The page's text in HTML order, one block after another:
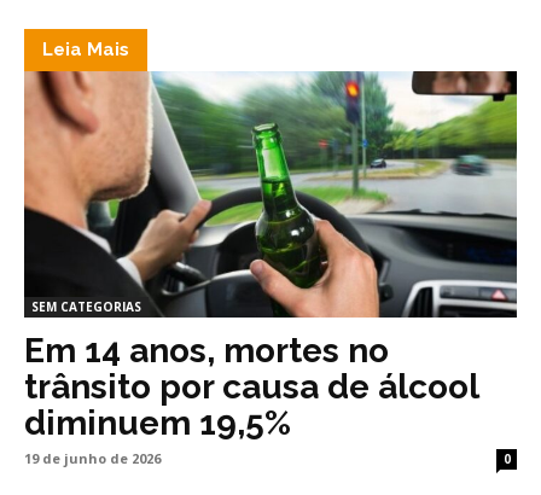
Leia Mais
SEM CATEGORIAS
Em 14 anos, mortes no
trânsito por causa de álcool
diminuem 19,5%
19 de junho de 2026 0